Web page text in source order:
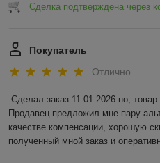
Сделка подтверждена через
Покупатель
Отлично
Сделал заказ 11.01.2026 но,
Продавец предложил мне пару
качестве компенсации, хорошую
полученный мной заказ и